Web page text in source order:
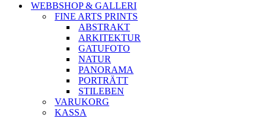
WEBBSHOP & GALLERI
FINE ARTS PRINTS
ABSTRAKT
ARKITEKTUR
GATUFOTO
NATUR
PANORAMA
PORTRÄTT
STILEBEN
VARUKORG
KASSA